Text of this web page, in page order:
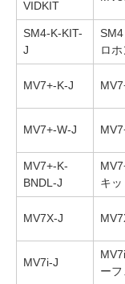
VIDKIT
SM4-K-KIT-
J
ロ
MV7+-K-J
MV7+-W-J
MV7+-K-
BNDL-J
キッ
MV7X-J
MV7i-J
ーフ